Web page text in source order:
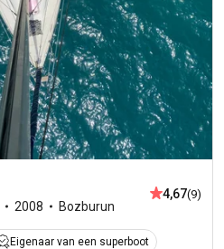
2008 Bozburun
4,67(9)
Eigenaar van een superboot